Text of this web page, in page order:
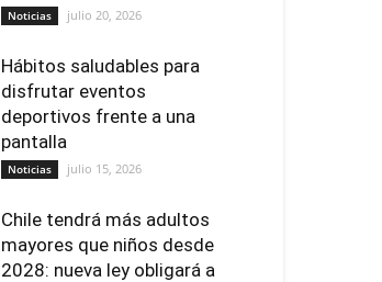
Noticias julio 20, 2026
Hábitos saludables para
disfrutar eventos
deportivos frente a una
pantalla
Noticias julio 15, 2026
Chile tendrá más adultos
mayores que niños desde
2028: nueva ley obligará a